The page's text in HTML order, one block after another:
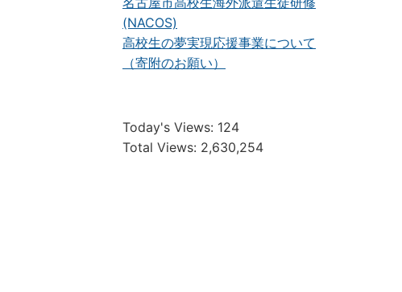
(NACOS)
高校生の夢実現応援事業について
（寄附のお願い）
Today's Views: 124
Total Views: 2,630,254